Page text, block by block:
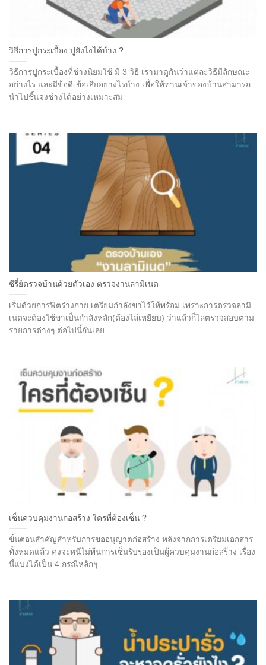
วิธีการปูกระเบื้อง ปูยังไงได้บ้าง ?
วิธีการปูกระเบื้องที่ช่างนิยมใช้ มี 3 วิธี เรามาดูกันว่าแต่ละวิธีมีลักษณะ
อย่างไร และมีข้อดี-ข้อเสียอย่างไรบ้าง เพื่อให้ท่านเจ้าของบ้านสามารถ
นำไปชี้แจงช่างได้อย่างเหมาะสม
ซีรี่ย์ตรวจบ้านด้วยตัวเอง ตรวจงานลามิเนต
เริ่มด้วยการฟิตร่างกาย เตรียมกำลังขาไว้ให้พร้อม เพราะการตรวจลามิ
เนตจะต้องใช้ขาเป็นกำลังหลัก(ต้องไล่เหยียบ) ว่าแล้วก็ไล่ตรวจสอบตาม
รายการต่างๆ ต่อไปนี้กันเลย
เซ็นควบคุมงานก่อสร้าง ใครที่ต้องเซ็น ?
ขั้นตอนสำคัญสำหรับการขออนุญาตก่อสร้าง หลังจากการเตรียมเอกสาร
ทั้งหมดแล้ว คงจะหนีไม่พ้นการเซ็นรับรองเป็นผู้ควบคุมงานก่อสร้าง เรื่อง
นี้แบ่งได้เป็น 4 กรณีหลักๆ